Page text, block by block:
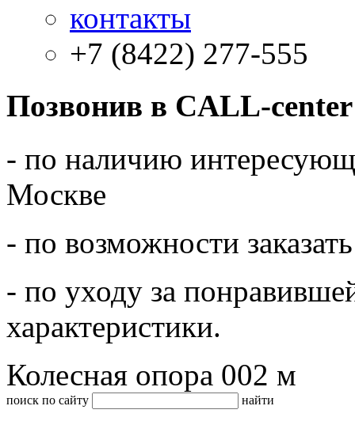
контакты
+7 (8422) 277-555
Позвонив в CALL-
- по наличию
Москве
- по возможности
- по уходу за
характеристики.
Колесная опора 002 м
поиск по сайту найти